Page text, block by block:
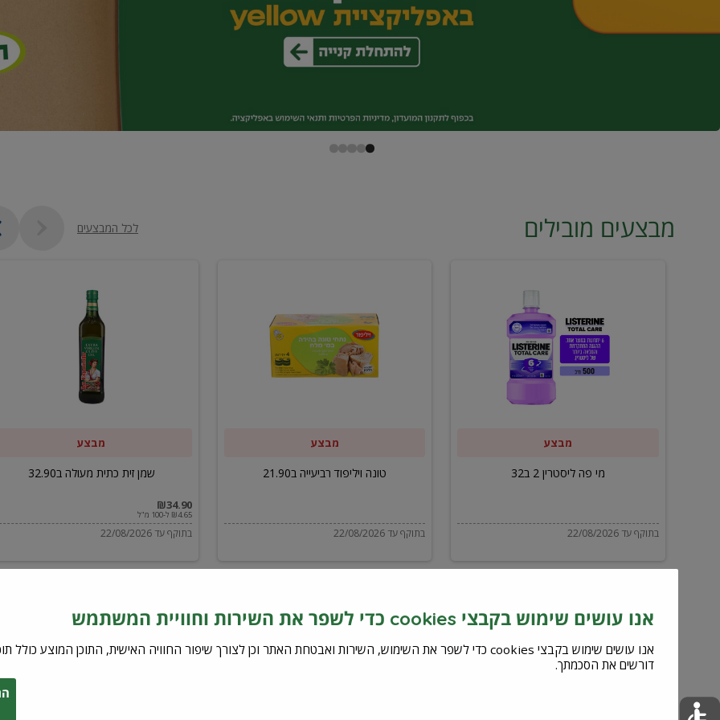
מבצעים מובילים לכל המבצעים
ליסטרין
מבצע
מי פה ליסטרין 2 ב32
בתוקף עד 22/08/2026
ויליפוד
רביעייה
מבצע
טונה ויליפוד רביעייה ב21.90
בתוקף עד 22/08/2026
מבצע
שמן זית כתית מעולה ב32.90
₪34.90
₪4.65 ל-100 מ"ל
בתוקף עד 22/08/2026
אנו עושים שימוש בקבצי cookies כדי לשפר את השירות וחוויית המשתמש
דורשים את הסכמתך.